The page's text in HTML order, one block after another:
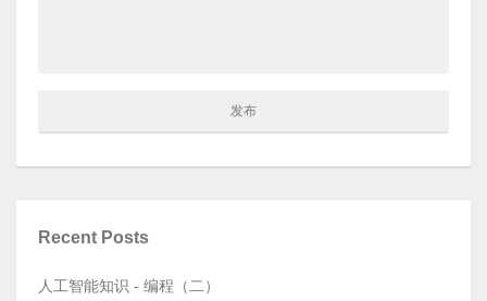
Recent Posts
人工智能知识 - 编程（二）